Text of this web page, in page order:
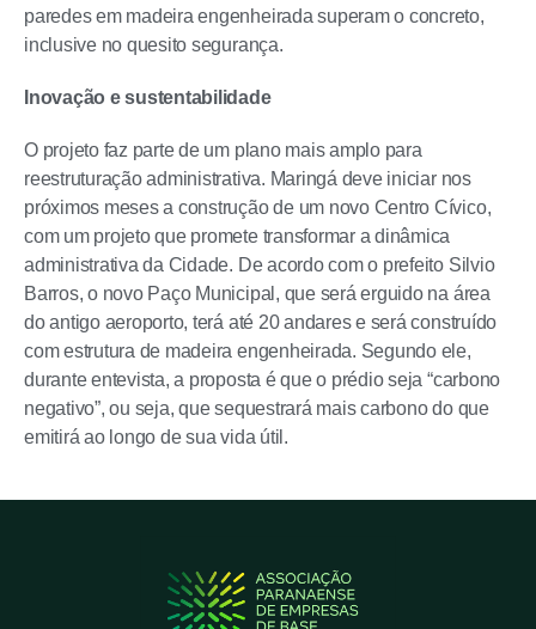
paredes em madeira engenheirada superam o concreto,
inclusive no quesito segurança.
Inovação e sustentabilidade
O projeto faz parte de um plano mais amplo para
reestruturação administrativa. Maringá deve iniciar nos
próximos meses a construção de um novo Centro Cívico,
com um projeto que promete transformar a dinâmica
administrativa da Cidade. De acordo com o prefeito Silvio
Barros, o novo Paço Municipal, que será erguido na área
do antigo aeroporto, terá até 20 andares e será construído
com estrutura de madeira engenheirada. Segundo ele,
durante entevista, a proposta é que o prédio seja “carbono
negativo”, ou seja, que sequestrará mais carbono do que
emitirá ao longo de sua vida útil.